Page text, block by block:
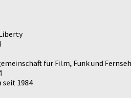
für Film, Funk und
seit 1984